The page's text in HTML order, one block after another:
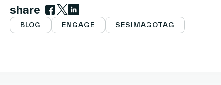
share
Link zu facebook
Link zu twitter
Link zu linkedin
BLOG ENGAGE SESIMAGOTAG